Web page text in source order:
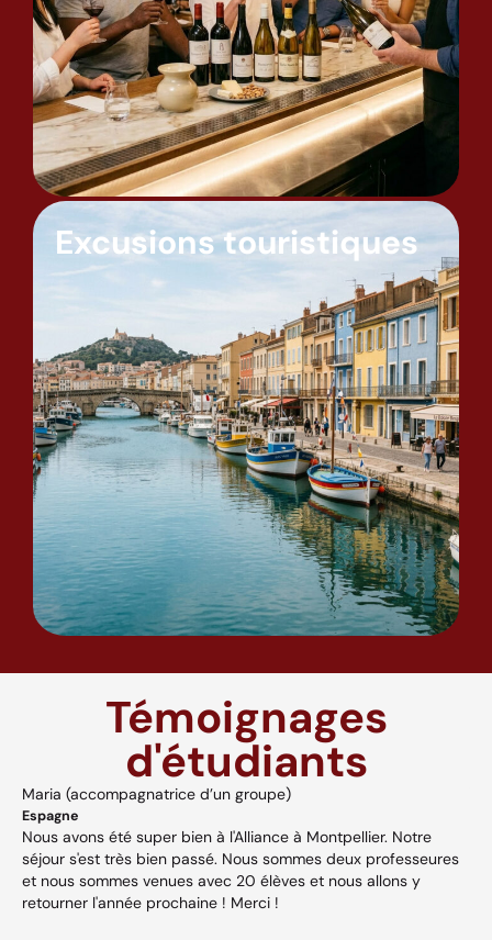
Excusions touristiques
Témoignages
d'étudiants
Maria (accompagnatrice d’un groupe)
Espagne
Nous avons été super bien à l'Alliance à Montpellier. Notre
séjour s'est très bien passé. Nous sommes deux professeures
et nous sommes venues avec 20 élèves et nous allons y
retourner l'année prochaine ! Merci !